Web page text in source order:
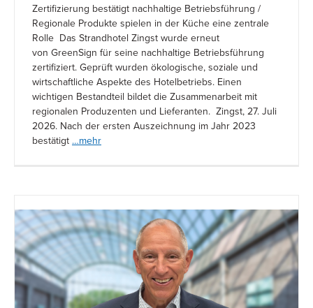
Zertifizierung bestätigt nachhaltige Betriebsführung /
Regionale Produkte spielen in der Küche eine zentrale
Rolle Das Strandhotel Zingst wurde erneut
von GreenSign für seine nachhaltige Betriebsführung
zertifiziert. Geprüft wurden ökologische, soziale und
wirtschaftliche Aspekte des Hotelbetriebs. Einen
wichtigen Bestandteil bildet die Zusammenarbeit mit
regionalen Produzenten und Lieferanten. Zingst, 27. Juli
2026. Nach der ersten Auszeichnung im Jahr 2023
bestätigt …mehr